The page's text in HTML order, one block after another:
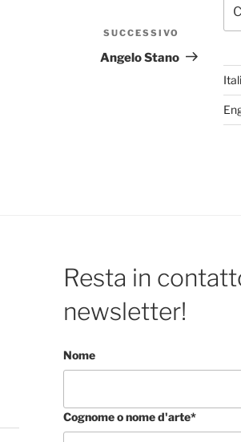
Articolo
successivo
SUCCESSIVO
Angelo Stano
Resta in
newsletter!
Nome
Cognome o nome d'arte*